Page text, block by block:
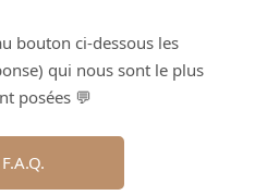
bouton ci-dessous les
qui nous sont le plus
posées 💬
F.A.Q.